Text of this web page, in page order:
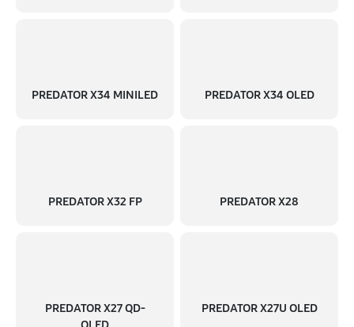
PREDATOR X34 MINILED PREDATOR X34 OLED
PREDATOR X32 FP PREDATOR X28
PREDATOR X27 QD-
PREDATOR X27U OLED